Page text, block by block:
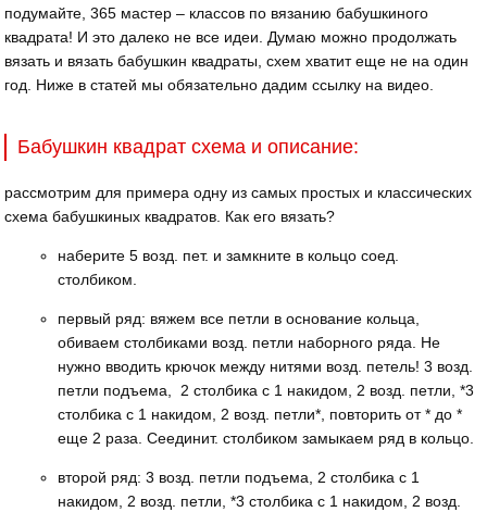
подумайте, 365 мастер – классов по вязанию бабушкиного
квадрата! И это далеко не все идеи. Думаю можно продолжать
вязать и вязать бабушкин квадраты, схем хватит еще не на один
год. Ниже в статей мы обязательно дадим ссылку на видео.
Бабушкин квадрат схема и описание:
рассмотрим для примера одну из самых простых и классических
схема бабушкиных квадратов. Как его вязать?
наберите 5 возд. пет. и замкните в кольцо соед.
столбиком.
первый ряд: вяжем все петли в основание кольца,
обиваем столбиками возд. петли наборного ряда. Не
нужно вводить крючок между нитями возд. петель! 3 возд.
петли подъема, 2 столбика с 1 накидом, 2 возд. петли, *3
столбика с 1 накидом, 2 возд. петли*, повторить от * до *
еще 2 раза. Сеединит. столбиком замыкаем ряд в кольцо.
второй ряд: 3 возд. петли подъема, 2 столбика с 1
накидом, 2 возд. петли, *3 столбика с 1 накидом, 2 возд.